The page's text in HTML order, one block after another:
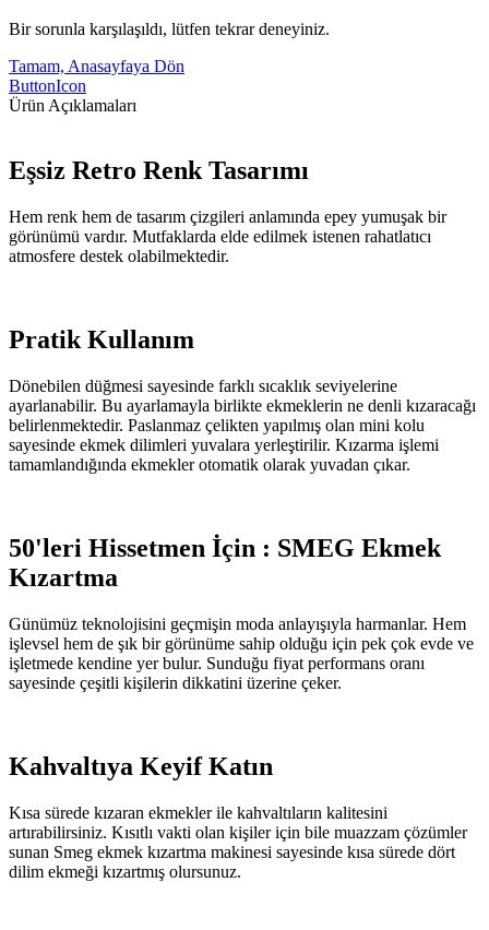
Bir sorunla karşılaşıldı, lütfen tekrar deneyiniz.
Tamam, Anasayfaya Dön
ButtonIcon
Ürün Açıklamaları
Eşsiz Retro Renk Tasarımı
Hem renk hem de tasarım çizgileri anlamında epey yumuşak bir
görünümü vardır. Mutfaklarda elde edilmek istenen rahatlatıcı
atmosfere destek olabilmektedir.
Pratik Kullanım
Dönebilen düğmesi sayesinde farklı sıcaklık seviyelerine
ayarlanabilir. Bu ayarlamayla birlikte ekmeklerin ne denli kızaracağı
belirlenmektedir. Paslanmaz çelikten yapılmış olan mini kolu
sayesinde ekmek dilimleri yuvalara yerleştirilir. Kızarma işlemi
tamamlandığında ekmekler otomatik olarak yuvadan çıkar.
50'leri Hissetmen İçin : SMEG Ekmek
Kızartma
Günümüz teknolojisini geçmişin moda anlayışıyla harmanlar. Hem
işlevsel hem de şık bir görünüme sahip olduğu için pek çok evde ve
işletmede kendine yer bulur. Sunduğu fiyat performans oranı
sayesinde çeşitli kişilerin dikkatini üzerine çeker.
Kahvaltıya Keyif Katın
Kısa sürede kızaran ekmekler ile kahvaltıların kalitesini
artırabilirsiniz. Kısıtlı vakti olan kişiler için bile muazzam çözümler
sunan Smeg ekmek kızartma makinesi sayesinde kısa sürede dört
dilim ekmeği kızartmış olursunuz.